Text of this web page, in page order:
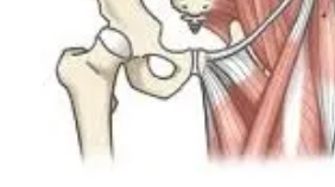
慢性腰痛には整体と日常ケア
整体施術と日常ケアの両
慢性腰痛に強い整体の選
無理なく続く日常腰痛ケ